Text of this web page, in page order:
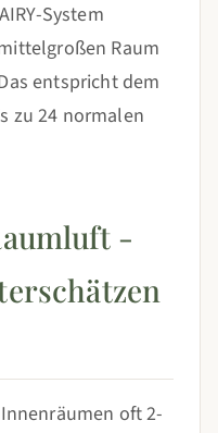
System
Raum
entspricht dem
zu 24 normalen
-
oft 2-